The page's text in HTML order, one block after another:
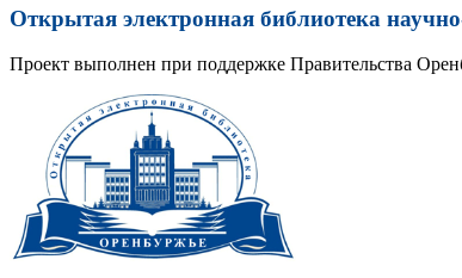
Открытая электронная библиотека
Проект выполнен при поддержке Правительства